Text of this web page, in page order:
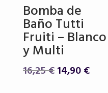
Bomba de
Baño Tutti
Fruiti – Blanco
y Multi
16,25€El
14,90€El